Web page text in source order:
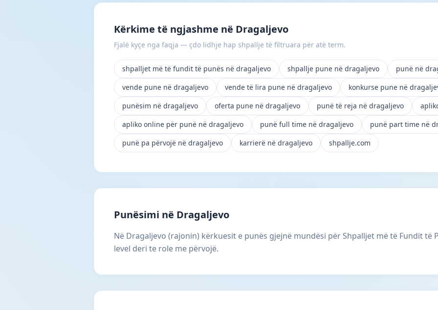
Kërkime të ngjashme në Dragaljevo
Fjalë kyçe nga faqja — çdo lidhje hap shpallje të filtruara për atë term.
shpalljet më të fundit të punës në dragaljevo shpallje pune në dragaljevo
punë në
vende pune në dragaljevo
vende të lira pune në dragaljevo
konkurse pune në
punësim në dragaljevo
oferta pune në dragaljevo punë të reja në dragaljevo
apliko online për punë në dragaljevo
punë full time në dragaljevo
punë part time në
punë pa përvojë në dragaljevo
karrierë në dragaljevo shpallje.com
Punësimi në Dragaljevo
Në Dragaljevo (rajonin) kërkuesit e punës gjejnë mundësi për Shpalljet më të Fundit
level deri te role me përvojë.